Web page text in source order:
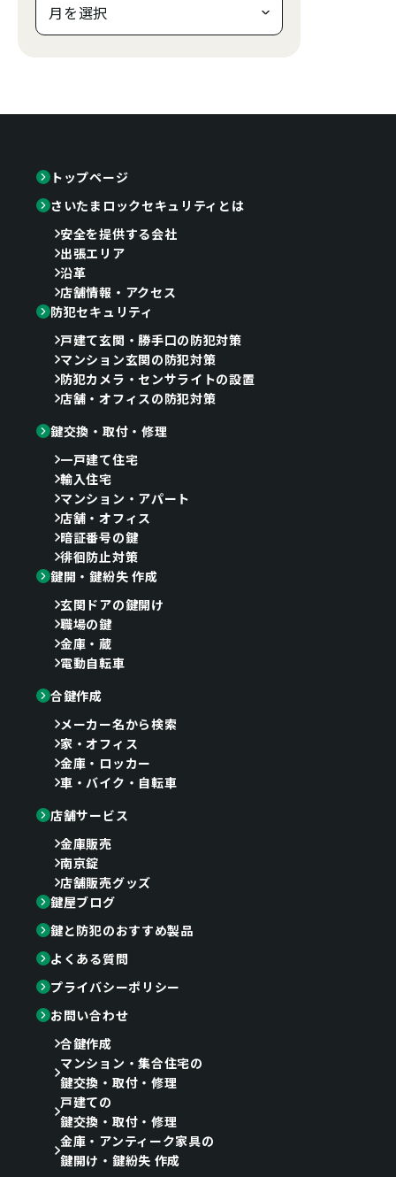
トップページ
さいたまロックセキュリティとは
安全を提供する会社
出張エリア
沿革
店舗情報・アクセス
防犯セキュリティ
戸建て玄関・勝手口の防犯対策
マンション玄関の防犯対策
防犯カメラ・センサライトの設置
店舗・オフィスの防犯対策
鍵交換・取付・修理
一戸建て住宅
輸入住宅
マンション・アパート
店舗・オフィス
暗証番号の鍵
徘徊防止対策
鍵開・鍵紛失 作成
玄関ドアの鍵開け
職場の鍵
金庫・蔵
電動自転車
合鍵作成
メーカー名から検索
家・オフィス
金庫・ロッカー
車・バイク・自転車
店舗サービス
金庫販売
南京錠
店舗販売グッズ
鍵屋ブログ
鍵と防犯のおすすめ製品
よくある質問
プライバシーポリシー
お問い合わせ
合鍵作成
マンション・集合住宅の
鍵交換・取付・修理
戸建ての
鍵交換・取付・修理
金庫・アンティーク家具の
鍵開け・鍵紛失 作成